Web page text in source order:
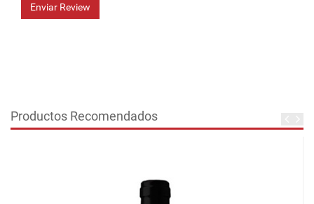
Enviar Review
Productos Recomendados